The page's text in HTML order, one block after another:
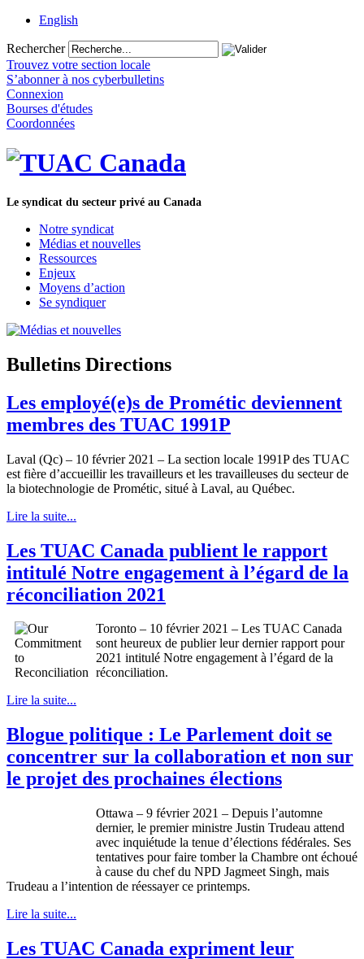
English
Rechercher
Trouvez votre section locale
S’abonner à nos cyberbulletins
Connexion
Bourses d'études
Coordonnées
Le syndicat du secteur privé au Canada
Notre syndicat
Médias et nouvelles
Ressources
Enjeux
Moyens d’action
Se syndiquer
Bulletins Directions
Les employé(e)s de Prométic deviennent
membres des TUAC 1991P
Laval (Qc) – 10 février 2021 – La section locale 1991P des TUAC
est fière d’accueillir les travailleurs et les travailleuses du secteur de
la biotechnologie de Prométic, situé à Laval, au Québec.
Lire la suite...
Les TUAC Canada publient le rapport
intitulé Notre engagement à l’égard de la
réconciliation 2021
Toronto – 10 février 2021 – Les TUAC Canada
sont heureux de publier leur dernier rapport pour
2021 intitulé Notre engagement à l’égard de la
réconciliation.
Lire la suite...
Blogue politique : Le Parlement doit se
concentrer sur la collaboration et non sur
le projet des prochaines élections
Ottawa – 9 février 2021 – Depuis l’automne
dernier, le premier ministre Justin Trudeau attend
avec inquiétude la tenue d’élections fédérales. Ses
tentatives pour faire tomber la Chambre ont échoué
à cause du chef du NPD Jagmeet Singh, mais
Trudeau a l’intention de réessayer ce printemps.
Lire la suite...
Les TUAC Canada expriment leur